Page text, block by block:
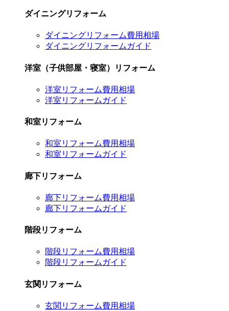
ダイニングリフォーム
ダイニングリフォーム費用相場
ダイニングリフォームガイド
洋室（子供部屋・寝室）リフォーム
洋室リフォーム費用相場
洋室リフォームガイド
和室リフォーム
和室リフォーム費用相場
和室リフォームガイド
廊下リフォーム
廊下リフォーム費用相場
廊下リフォームガイド
階段リフォーム
階段リフォーム費用相場
階段リフォームガイド
玄関リフォーム
玄関リフォーム費用相場